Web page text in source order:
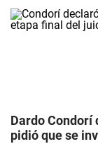
Dardo Condorí
pidió que se